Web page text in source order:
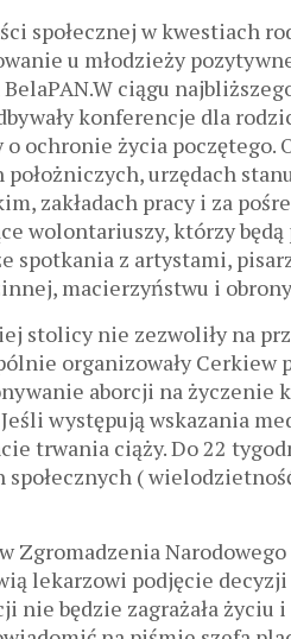
społecznej w kwestiach
u młodzieży
ciągu
konferencje dla
ochronie życia poczętego.
urzędach
zakładach pracy i za
wolontariuszy, którzy będą
spotkania z artystami,
macierzyństwu i
stolicy nie zezwoliły na
organizowały Cerkiew
aborcji na życzenie
występują wskazania
trwania ciąży. Do 22
(
Zgromadzenia Narodowego
lekarzowi podjęcie
nie będzie zagrażała życiu